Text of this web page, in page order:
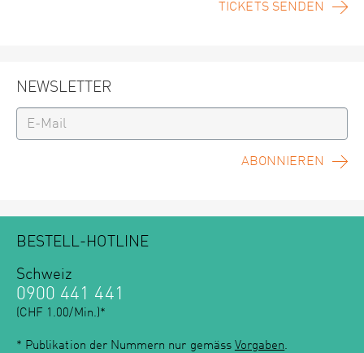
TICKETS SENDEN
NEWSLETTER
ABONNIEREN
BESTELL-HOTLINE
Schweiz
0900 441 441
(CHF 1.00/Min.)*
* Publikation der Nummern nur gemäss Vorgaben.